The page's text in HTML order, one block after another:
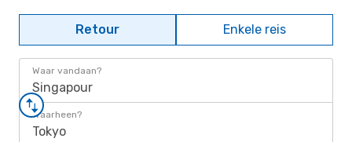
Retour Enkele reis
Waar vandaan?
Singapour
Waarheen?
Tokyo